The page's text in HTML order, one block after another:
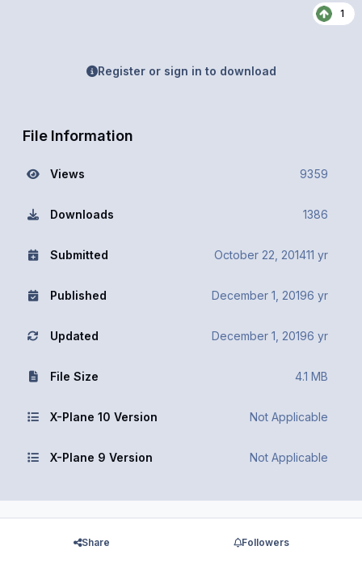
1
Register or sign in to download
File Information
Views 9359
Downloads 1386
Submitted October 22, 201411 yr
Published December 1, 20196 yr
Updated December 1, 20196 yr
File Size 4.1 MB
X-Plane 10 Version Not Applicable
X-Plane 9 Version Not Applicable
Share Followers